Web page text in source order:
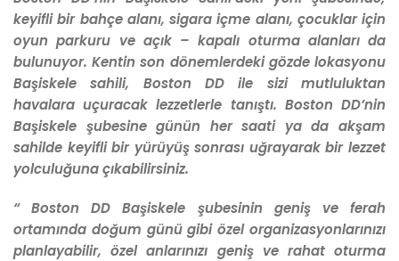
keyifli bir bahçe alanı, sigara içme alanı, çocuklar için
oyun parkuru ve açık – kapalı oturma alanları da
bulunuyor. Kentin son dönemlerdeki gözde lokasyonu
Başiskele sahili, Boston DD ile sizi mutluluktan
havalara uçuracak lezzetlerle tanıştı. Boston DD’nin
Başiskele şubesine günün her saati ya da akşam
sahilde keyifli bir yürüyüş sonrası uğrayarak bir lezzet
yolculuğuna çıkabilirsiniz.
“ Boston DD Başiskele şubesinin geniş ve ferah
ortamında doğum günü gibi özel organizasyonlarınızı
planlayabilir, özel anlarınızı geniş ve rahat oturma